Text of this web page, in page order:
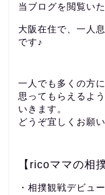
当ブログを閲覧い
大阪在住で、一人
です♪
一人でも多くの方
思ってもらえるよ
いきます。
どうぞ宜しくお願
【ricoママの相
・相撲観戦デビュ